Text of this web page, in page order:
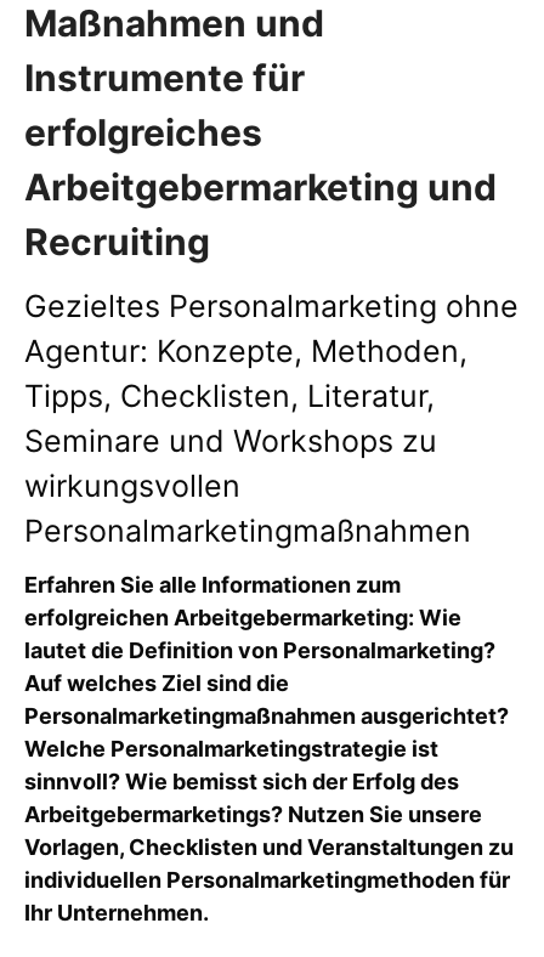
Maßnahmen und
Instrumente für
erfolgreiches
Arbeitgebermarketing und
Recruiting
Gezieltes Personalmarketing ohne
Agentur: Konzepte, Methoden,
Tipps, Checklisten, Literatur,
Seminare und Workshops zu
wirkungsvollen
Personalmarketingmaßnahmen
Erfahren Sie alle Informationen zum
erfolgreichen Arbeitgebermarketing: Wie
lautet die Definition von Personalmarketing?
Auf welches Ziel sind die
Personalmarketingmaßnahmen ausgerichtet?
Welche Personalmarketingstrategie ist
sinnvoll? Wie bemisst sich der Erfolg des
Arbeitgebermarketings? Nutzen Sie unsere
Vorlagen, Checklisten und Veranstaltungen zu
individuellen Personalmarketingmethoden für
Ihr Unternehmen.